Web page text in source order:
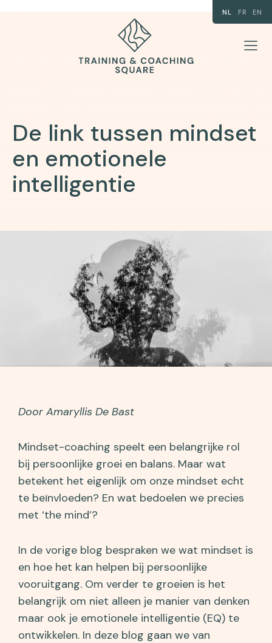
NL FR EN
De link tussen mindset
en emotionele
intelligentie
Door Amaryllis De Bast
Mindset-coaching speelt een belangrijke rol
bij persoonlijke groei en balans. Maar wat
betekent het eigenlijk om onze mindset echt
te beïnvloeden? En wat bedoelen we precies
met ‘the mind’?
In de vorige blog bespraken we wat mindset is
en hoe het kan helpen bij persoonlijke
vooruitgang. Om verder te groeien is het
belangrijk om niet alleen je manier van denken
maar ook je emotionele intelligentie (EQ) te
ontwikkelen. In deze blog gaan we van